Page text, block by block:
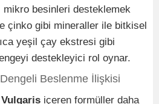
mikro besinleri desteklemek
çinko gibi mineraller ile bitkisel
yeşil çay ekstresi gibi
destekleyici rol oynar.
Beslenme İlişkisi
içeren formüller daha